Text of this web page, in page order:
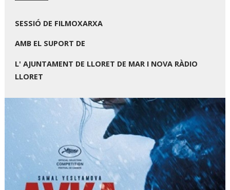
SESSIÓ DE FILMOXARXA
AMB EL SUPORT DE
L' AJUNTAMENT DE LLORET DE MAR I NOVA RÀDIO
LLORET